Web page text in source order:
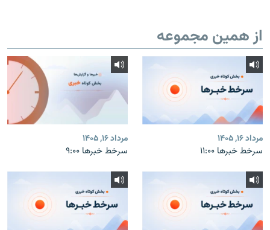
از همین مجموعه
مرداد ۱۶, ۱۴۰۵
سرخط خبرها ۱۱:۰۰
مرداد ۱۶, ۱۴۰۵
سرخط خبرها ۹:۰۰